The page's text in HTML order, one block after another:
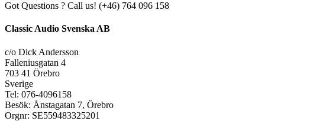
Got Questions ? Call us! (+46) 764 096 158
Classic Audio Svenska AB
c/o Dick Andersson
Falleniusgatan 4
703 41 Örebro
Sverige
Tel: 076-4096158
Besök: Ånstagatan 7, Örebro
Orgnr: SE559483325201